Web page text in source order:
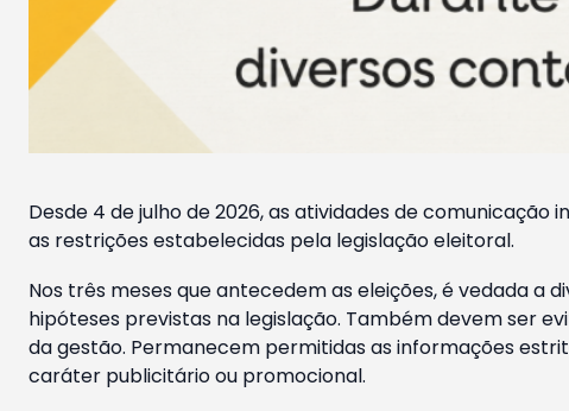
Desde 4 de julho de 2026, as atividades de
as restrições estabelecidas pela legislação eleitoral.
Nos três meses que antecedem as eleições, é vedada a
hipóteses previstas na legislação. Também devem ser
da gestão. Permanecem permitidas as informações
caráter publicitário ou promocional.